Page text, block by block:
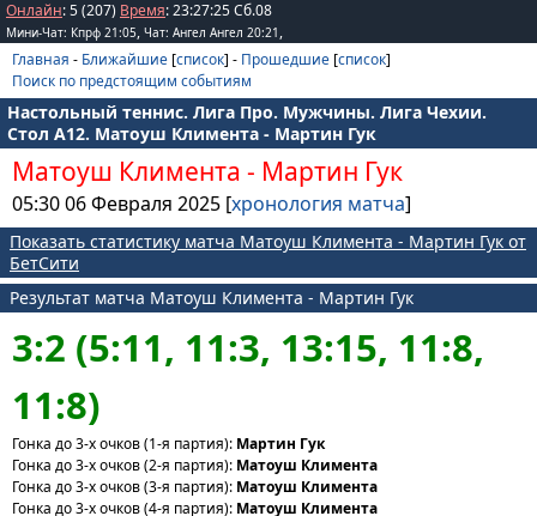
Онлайн: 5 (207) Время:23:27:25Сб.08
Мини-Чат: Кпрф 21:05, Чат: Ангел Ангел 20:21 ,
Главная - Ближайшие [список] - Прошедшие [список]
Поиск по предстоящим событиям
Настольный теннис. Лига Про. Мужчины. Лига Чехии.
Стол А12. Матоуш Климента - Мартин Гук
Матоуш Климента - Мартин Гук
05:30 06 Февраля 2025 [хронология матча]
Показать статистику матча Матоуш Климента - Мартин Гук от
БетСити
Результат матча Матоуш Климента - Мартин Гук
3:2 (5:11, 11:3, 13:15, 11:8,
11:8)
Гонка до 3-х очков (1-я партия): Мартин Гук
Гонка до 3-х очков (2-я партия): Матоуш Климента
Гонка до 3-х очков (3-я партия): Матоуш Климента
Гонка до 3-х очков (4-я партия): Матоуш Климента